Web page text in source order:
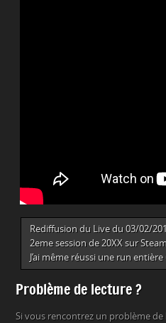
Rediffusion du Live du 03/02/
2eme session de 20XX sur
J’ai même réussi une run entière
Problème de lecture ?
Si vous rencontrez un problème